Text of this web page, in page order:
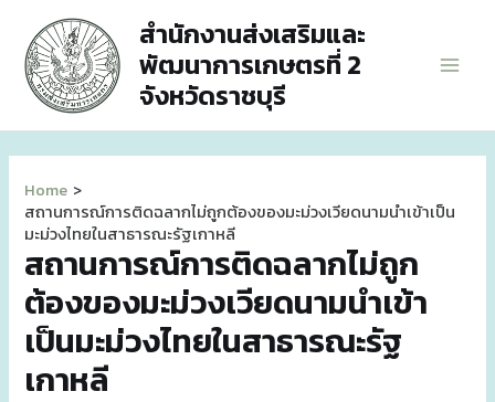
content
สำนักงานส่งเสริมและ
พัฒนาการเกษตรที่ 2
จังหวัดราชบุรี
Menu
Home
สถานการณ์การติดฉลากไม่ถูกต้องของมะม่วงเวียดนามนำเข้าเป็น
มะม่วงไทยในสาธารณะรัฐเกาหลี
สถานการณ์การติดฉลากไม่ถูก
ต้องของมะม่วงเวียดนามนำเข้า
เป็นมะม่วงไทยในสาธารณะรัฐ
เกาหลี